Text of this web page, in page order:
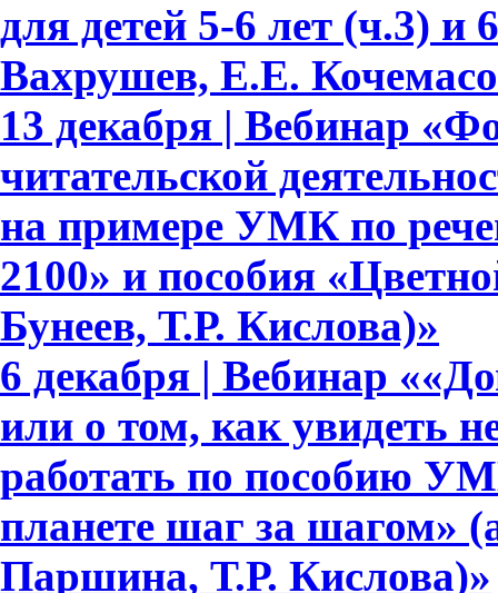
для детей 5-6 лет (ч.3)
Вахрушев, Е.Е.
13 декабря | Вебинар
читательской
на примере УМК по
2100» и пособия
Бунеев, Т.Р. Кислова)»
6 декабря | Вебинар
или о том, как увидеть
работать по пособию
планете шаг за шагом»
Паршина, Т.Р. Кислова)»